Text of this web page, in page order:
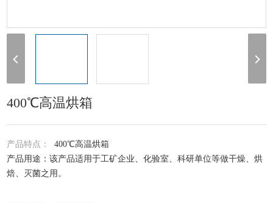
400℃高温烘箱
产品特点：400℃高温烘箱
产品用途：该产品适用于工矿企业、化验室、科研单位等做干燥、烘
焙、灭菌之用。